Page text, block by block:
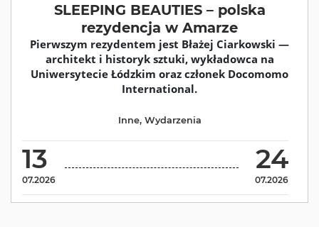
SLEEPING BEAUTIES – polska
rezydencja w Amarze
Pierwszym rezydentem jest Błażej Ciarkowski —
architekt i historyk sztuki, wykładowca na
Uniwersytecie Łódzkim oraz członek Docomomo
International.
13
07.2026
24
07.2026
Inne, Wydarzenia